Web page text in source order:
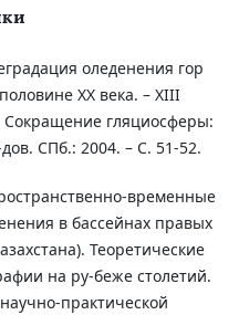
оледенения гор
ХХ века. – XIII
Сокращение гляциосферы:
СПб.: 2004. – С. 51-52.
временные
в бассейнах правых
Теоретические
на ру-беже столетий.
практической